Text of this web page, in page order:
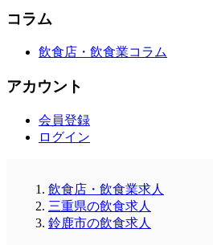
コラム
飲食店・飲食業コラム
アカウント
会員登録
ログイン
飲食店・飲食業求人
三重県の飲食求人
鈴鹿市の飲食求人